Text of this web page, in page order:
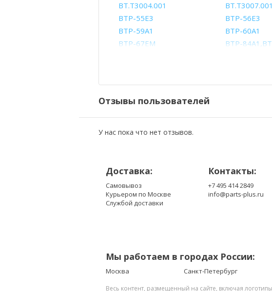
BT.T3004.001
BT.T3007.001
BTP-55E3
BTP-56E3
BTP-59A1
BTP-60A1
BTP-67EM
BTP-
Отзывы пользователей
У нас пока что нет отзывов.
Доставка:
Самовывоз
Курьером по Москве
Службой доставки
Контакты:
+7 495 414 2849
info@parts-plus.ru
Мы работаем в городах России:
Москва Санкт-Петербург
Весь контент, размещенный на сайте, включая